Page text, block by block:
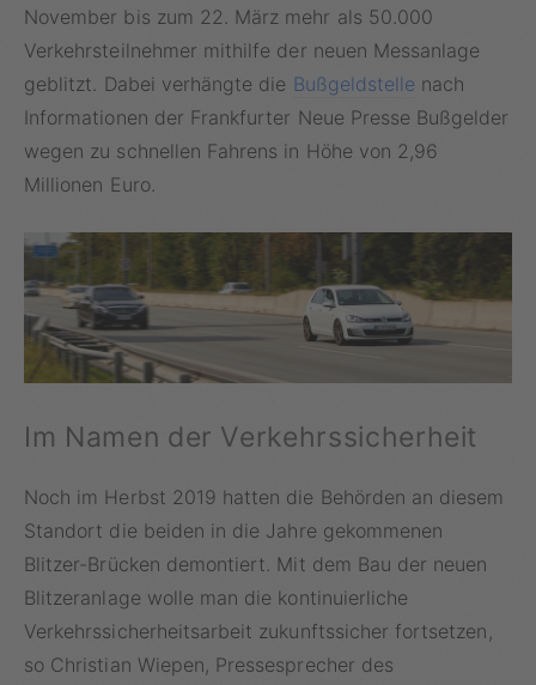
November bis zum 22. März mehr als 50.000
Verkehrsteilnehmer mithilfe der neuen Messanlage
geblitzt. Dabei verhängte die Bußgeldstelle nach
Informationen der Frankfurter Neue Presse Bußgelder
wegen zu schnellen Fahrens in Höhe von 2,96
Millionen Euro.
Im Namen der Verkehrssicherheit
Noch im Herbst 2019 hatten die Behörden an diesem
Standort die beiden in die Jahre gekommenen
Blitzer-Brücken demontiert. Mit dem Bau der neuen
Blitzeranlage wolle man die kontinuierliche
Verkehrssicherheitsarbeit zukunftssicher fortsetzen,
so Christian Wiepen, Pressesprecher des